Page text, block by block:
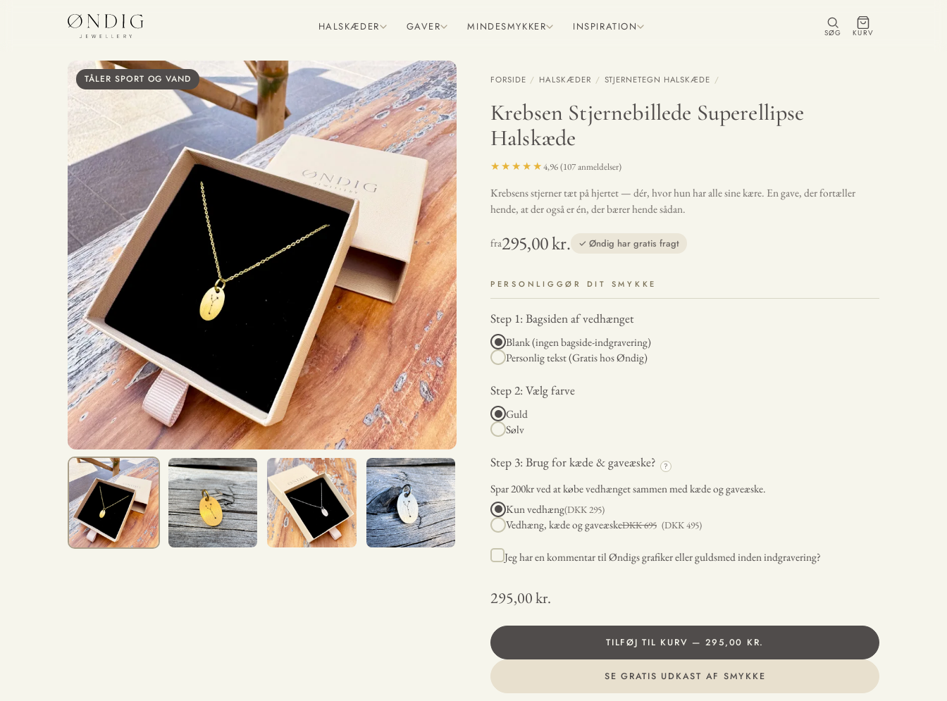
HALSKÆDER GAVER MINDESMYKKER INSPIRATION SØG KURV
TÅLER SPORT OG VAND FORSIDE / HALSKÆDER / STJERNETEGN HALSKÆDE /
Krebsen Stjernebillede Superellipse
Halskæde
★★★★★4,96 (107 anmeldelser)
Krebsens stjerner tæt på hjertet — dér, hvor hun har alle sine kære. En gave, der fortæller
hende, at der også er én, der bærer hende sådan.
fra295,00 kr. ✓ Øndig har gratis fragt
PERSONLIGGØR DIT SMYKKE
Step 1: Bagsiden af vedhænget
Blank (ingen bagside-indgravering)
Personlig tekst (Gratis hos Øndig)
Step 2: Vælg farve
Guld
Sølv
Step 3: Brug for kæde & gaveæske? ?
Spar 200kr ved at købe vedhænget sammen med kæde og gaveæske.
Kun vedhæng(DKK 295)
Vedhæng, kæde og gaveæskeDKK695 (DKK495)
Jeg har en kommentar til Øndigs grafiker eller guldsmed inden indgravering?
295,00 kr.
TILFØJ TIL KURV — 295,00 KR.
SE GRATIS UDKAST AF SMYKKE